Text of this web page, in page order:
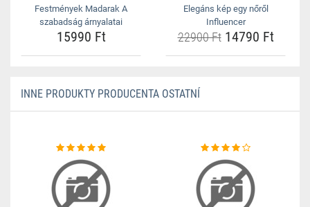
Festmények Madarak A
szabadság árnyalatai
15990 Ft
Elegáns kép egy nőről
Influencer
22900 Ft14790 Ft
INNE PRODUKTY PRODUCENTA OSTATNÍ